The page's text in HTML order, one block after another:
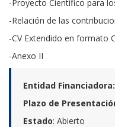
-Proyecto Científico para
-Relación de las
-CV Extendido en formato
-Anexo II
Entidad Financiadora:
Plazo de
Estado: Abierto